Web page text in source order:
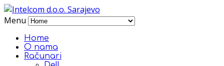
Menu
Home
O nama
Računari